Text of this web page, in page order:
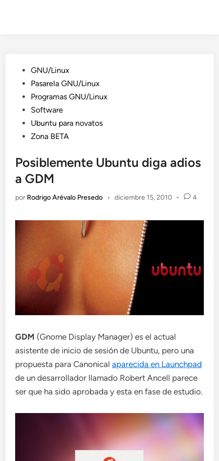
Publicado
en
GNU/Linux
Pasarela GNU/Linux
Programas GNU/Linux
Software
Ubuntu para novatos
Zona BETA
Posiblemente Ubuntu diga adios
a GDM
por Rodrigo Arévalo Presedo • diciembre 15, 2010 • 4
GDM (Gnome Display Manager) es el actual
asistente de inicio de sesión de Ubuntu, pero una
propuesta para Canonicalaparecida en Launchpad
de un desarrollador llamado Robert Ancell parece
ser que ha sido aprobada y esta en fase de estudio.